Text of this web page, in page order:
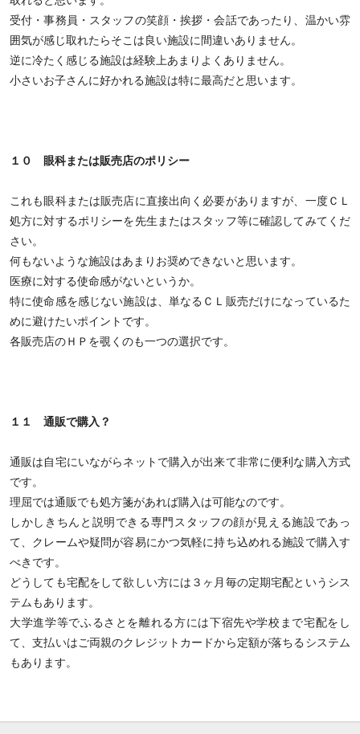
受付・事務員・スタッフの笑顔・挨拶・会話であったり、温かい雰
囲気が感じ取れたらそこは良い施設に間違いありません。
逆に冷たく感じる施設は経験上あまりよくありません。
小さいお子さんに好かれる施設は特に最高だと思います。
１０ 眼科または販売店のポリシー
これも眼科または販売店に直接出向く必要がありますが、一度ＣＬ
処方に対するポリシーを先生またはスタッフ等に確認してみてくだ
さい。
何もないような施設はあまりお奨めできないと思います。
医療に対する使命感がないというか。
特に使命感を感じない施設は、単なるＣＬ販売だけになっているた
めに避けたいポイントです。
各販売店のＨＰを覗くのも一つの選択です。
１１ 通販で購入？
通販は自宅にいながらネットで購入が出来て非常に便利な購入方式
です。
理屈では通販でも処方箋があれば購入は可能なのです。
しかしきちんと説明できる専門スタッフの顔が見える施設であっ
て、クレームや疑問が容易にかつ気軽に持ち込めれる施設で購入す
べきです。
どうしても宅配をして欲しい方には３ヶ月毎の定期宅配というシス
テムもあります。
大学進学等でふるさとを離れる方には下宿先や学校まで宅配をし
て、支払いはご両親のクレジットカードから定額が落ちるシステム
もあります。